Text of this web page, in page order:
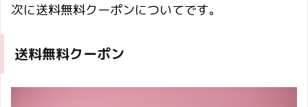
次に送料無料クーポンについてです。
送料無料クーポン